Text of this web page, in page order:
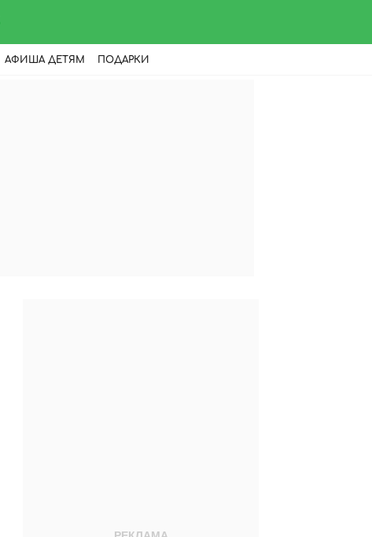
АФИША ДЕТЯМ ПОДАРКИ